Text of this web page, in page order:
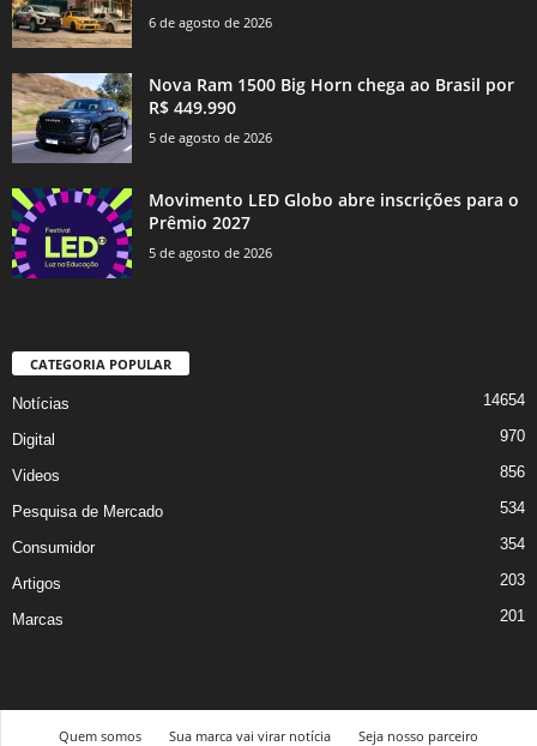
6 de agosto de 2026
Nova Ram 1500 Big Horn chega ao Brasil por
R$ 449.990
5 de agosto de 2026
Movimento LED Globo abre inscrições para o
Prêmio 2027
5 de agosto de 2026
CATEGORIA POPULAR
Notícias 14654
Digital 970
Videos 856
Pesquisa de Mercado 534
Consumidor 354
Artigos 203
Marcas 201
Quem somos Sua marca vai virar notícia Seja nosso parceiro